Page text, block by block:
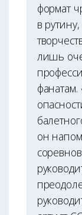
формат
в
лишь
он